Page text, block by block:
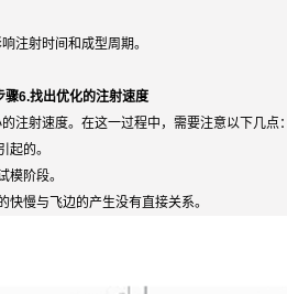
注射时间和成型周期。
骤6.找出优化的注射速度
注射速度。在这一过程中，需要注意以下几点：
起的。
模阶段。
快慢与飞边的产生没有直接关系。